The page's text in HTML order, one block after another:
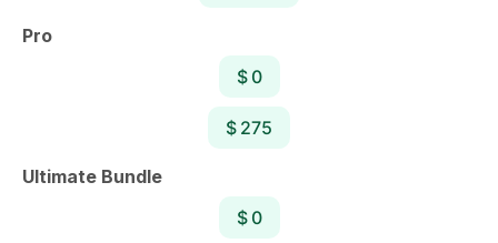
Pro
$ 0
$ 275
Ultimate Bundle
$ 0